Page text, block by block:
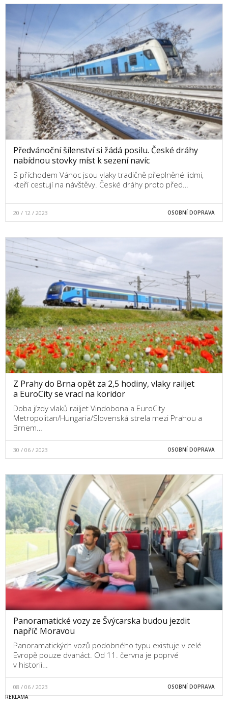
Předvánoční šílenství si žádá posilu. České dráhy
nabídnou stovky míst k sezení navíc
S příchodem Vánoc jsou vlaky tradičně přeplněné lidmi,
kteří cestují na návštěvy. České dráhy proto před…
20 / 12 / 2023 OSOBNÍ DOPRAVA
Z Prahy do Brna opět za 2,5 hodiny, vlaky railjet
a EuroCity se vrací na koridor
Doba jízdy vlaků railjet Vindobona a EuroCity
Metropolitan/Hungaria/Slovenská strela mezi Prahou a
Brnem…
30 / 06 / 2023 OSOBNÍ DOPRAVA
Panoramatické vozy ze Švýcarska budou jezdit
napříč Moravou
Panoramatických vozů podobného typu existuje v celé
Evropě pouze dvanáct. Od 11. června je poprvé
v historii…
08 / 06 / 2023 OSOBNÍ DOPRAVA